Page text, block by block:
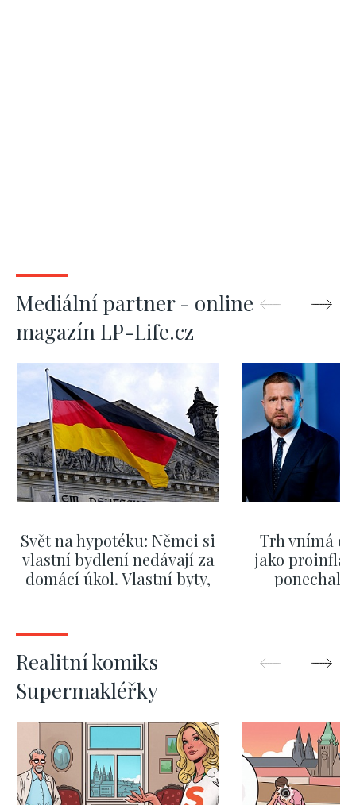
Mediální partner - online
magazín LP-Life.cz
Svět na hypotéku: Němci si
vlastní bydlení nedávají za
domácí úkol. Vlastní byty,
Trh vnímá
jako
ponechali
Realitní komiks
Supermakléřky